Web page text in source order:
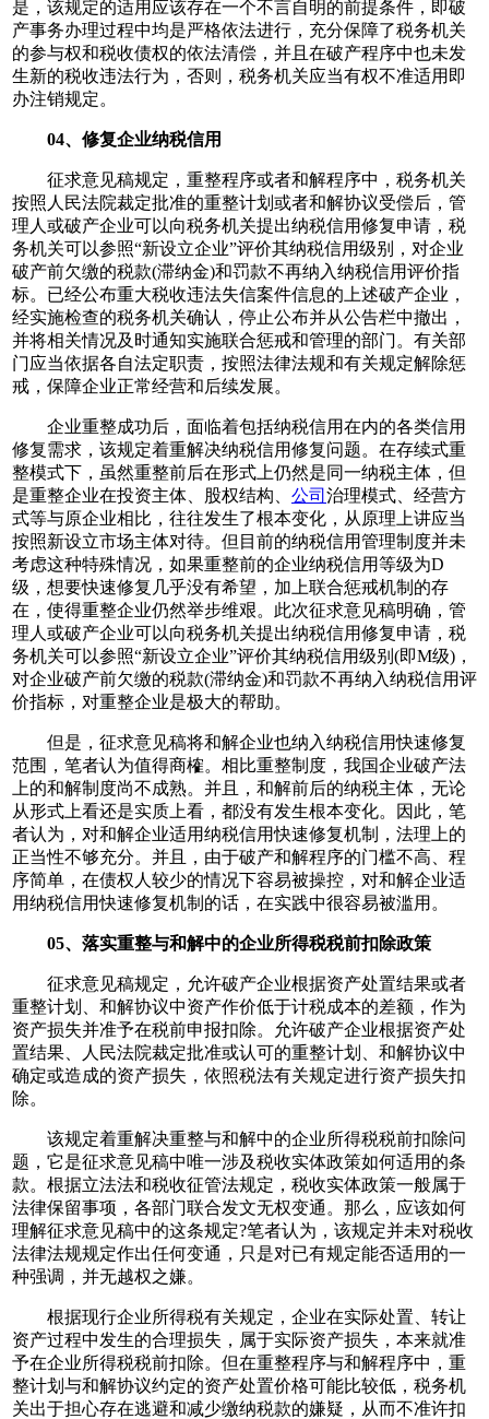
是，该规定的适用应该存在一个不言自明的前提条件，即破
产事务办理过程中均是严格依法进行，充分保障了税务机关
的参与权和税收债权的依法清偿，并且在破产程序中也未发
生新的税收违法行为，否则，税务机关应当有权不准适用即
办注销规定。
04、修复企业纳税信用
征求意见稿规定，重整程序或者和解程序中，税务机关
按照人民法院裁定批准的重整计划或者和解协议受偿后，管
理人或破产企业可以向税务机关提出纳税信用修复申请，税
务机关可以参照“新设立企业”评价其纳税信用级别，对企业
破产前欠缴的税款(滞纳金)和罚款不再纳入纳税信用评价指
标。已经公布重大税收违法失信案件信息的上述破产企业，
经实施检查的税务机关确认，停止公布并从公告栏中撤出，
并将相关情况及时通知实施联合惩戒和管理的部门。有关部
门应当依据各自法定职责，按照法律法规和有关规定解除惩
戒，保障企业正常经营和后续发展。
企业重整成功后，面临着包括纳税信用在内的各类信用
修复需求，该规定着重解决纳税信用修复问题。在存续式重
整模式下，虽然重整前后在形式上仍然是同一纳税主体，但
是重整企业在投资主体、股权结构、 公司 治理模式、经营方
式等与原企业相比，往往发生了根本变化，从原理上讲应当
按照新设立市场主体对待。但目前的纳税信用管理制度并未
考虑这种特殊情况，如果重整前的企业纳税信用等级为D
级，想要快速修复几乎没有希望，加上联合惩戒机制的存
在，使得重整企业仍然举步维艰。此次征求意见稿明确，管
理人或破产企业可以向税务机关提出纳税信用修复申请，税
务机关可以参照“新设立企业”评价其纳税信用级别(即M级)，
对企业破产前欠缴的税款(滞纳金)和罚款不再纳入纳税信用评
价指标，对重整企业是极大的帮助。
但是，征求意见稿将和解企业也纳入纳税信用快速修复
范围，笔者认为值得商榷。相比重整制度，我国企业破产法
上的和解制度尚不成熟。并且，和解前后的纳税主体，无论
从形式上看还是实质上看，都没有发生根本变化。因此，笔
者认为，对和解企业适用纳税信用快速修复机制，法理上的
正当性不够充分。并且，由于破产和解程序的门槛不高、程
序简单，在债权人较少的情况下容易被操控，对和解企业适
用纳税信用快速修复机制的话，在实践中很容易被滥用。
05、落实重整与和解中的企业所得税税前扣除政策
征求意见稿规定，允许破产企业根据资产处置结果或者
重整计划、和解协议中资产作价低于计税成本的差额，作为
资产损失并准予在税前申报扣除。允许破产企业根据资产处
置结果、人民法院裁定批准或认可的重整计划、和解协议中
确定或造成的资产损失，依照税法有关规定进行资产损失扣
除。
该规定着重解决重整与和解中的企业所得税税前扣除问
题，它是征求意见稿中唯一涉及税收实体政策如何适用的条
款。根据立法法和税收征管法规定，税收实体政策一般属于
法律保留事项，各部门联合发文无权变通。那么，应该如何
理解征求意见稿中的这条规定?笔者认为，该规定并未对税收
法律法规规定作出任何变通，只是对已有规定能否适用的一
种强调，并无越权之嫌。
根据现行企业所得税有关规定，企业在实际处置、转让
资产过程中发生的合理损失，属于实际资产损失，本来就准
予在企业所得税税前扣除。但在重整程序与和解程序中，重
整计划与和解协议约定的资产处置价格可能比较低，税务机
关出于担心存在逃避和减少缴纳税款的嫌疑，从而不准许扣